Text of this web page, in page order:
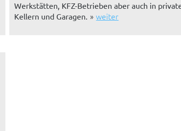
Werkstätten, KFZ-Betrieben aber auch in
Kellern und Garagen.
weiter